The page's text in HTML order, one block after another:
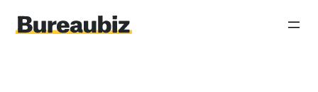
indhold